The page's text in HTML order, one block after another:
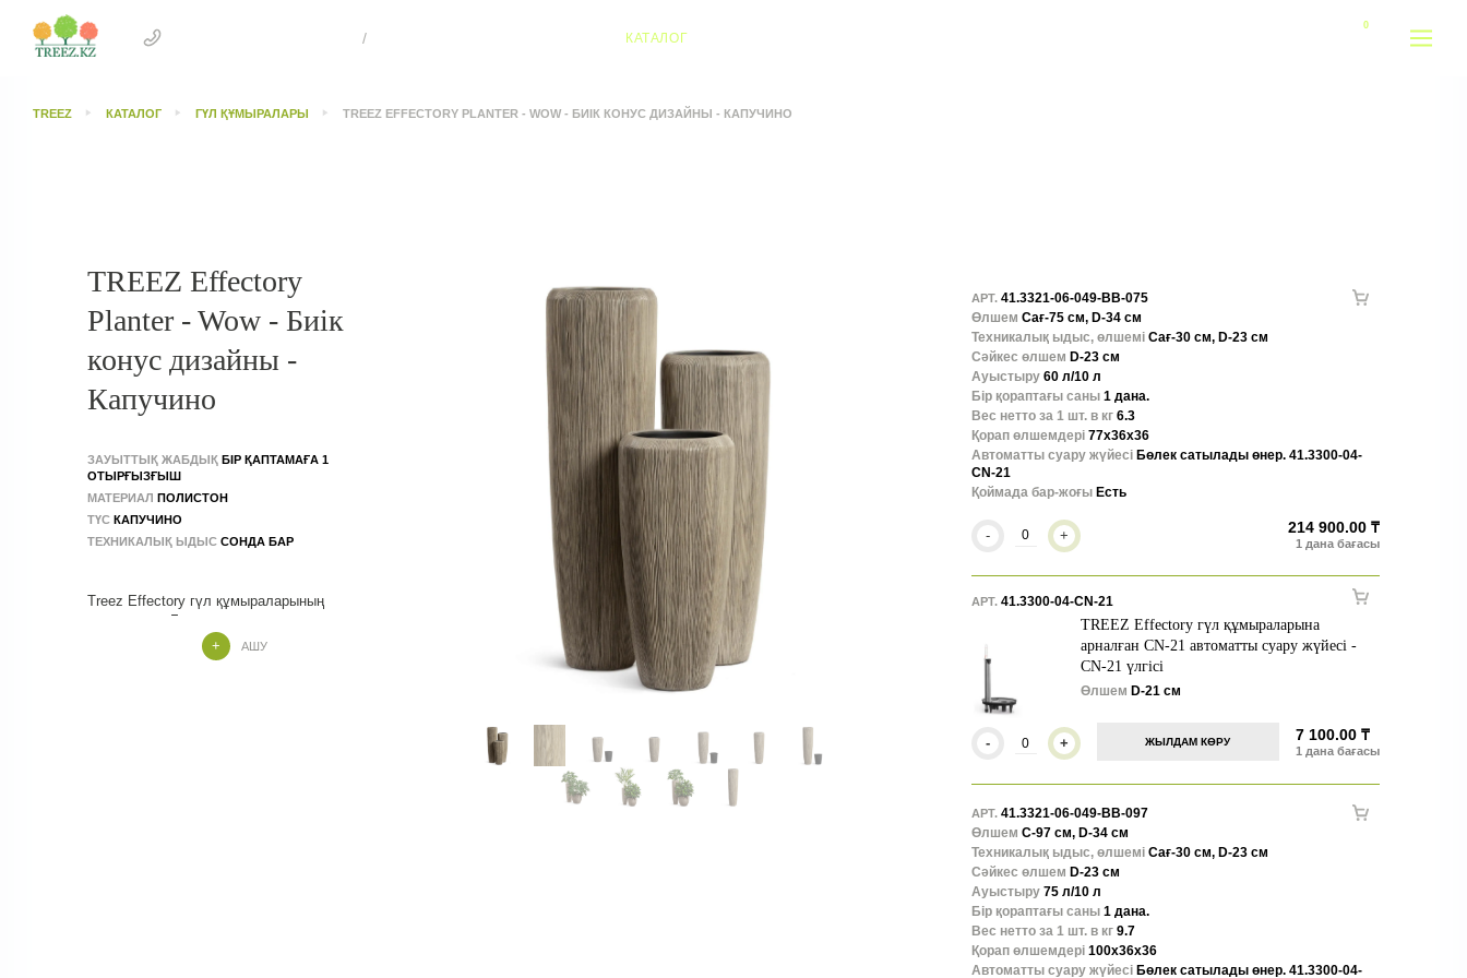
/ КАТАЛОГ
TREEZ КАТАЛОГ ГҮЛ ҚҰМЫРАЛАРЫ TREEZ EFFECTORY PLANTER - WOW - БИІК КОНУС ДИЗАЙНЫ - КАПУЧИНО
TREEZ Effectory
Planter - Wow - Биік
конус дизайны -
Капучино
ЗАУЫТТЫҚ ЖАБДЫҚ БІР ҚАПТАМАҒА 1
ОТЫРҒЫЗҒЫШ
МАТЕРИАЛ ПОЛИСТОН
ТҮС КАПУЧИНО
ТЕХНИКАЛЫҚ ЫДЫС СОНДА БАР
Treez Effectory гүл құмыраларының
топтамасын Бельгияның мамандары
заманауи интерьер мен экстерьер
дизайнындағы барлық тенденцияларға
АШУ
АРТ. 41.3321-06-049-BB-075
Өлшем Сағ-75 см, D-34 см
Техникалық ыдыс, өлшемі Сағ-30 см, D-23 см
Сәйкес өлшем D-23 см
Ауыстыру 60 л/10 л
Бір қораптағы саны 1 дана.
Вес нетто за 1 шт. в кг 6.3
Қорап өлшемдері 77x36x36
Автоматты суару жүйесі Бөлек сатылады өнер. 41.3300-04-
CN-21
Қоймада бар-жоғы Есть
- + 214 900.00 ₸
АРТ. 41.3300-04-CN-21
TREEZ Effectory гүл құмыраларына
арналған CN-21 автоматты суару жүйесі -
CN-21 үлгісі
Өлшем D-21 см
ЖЫЛДАМ КӨРУ
- + 7 100.00 ₸
АРТ. 41.3321-06-049-BB-097
Өлшем С-97 см, D-34 см
Техникалық ыдыс, өлшемі Сағ-30 см, D-23 см
Сәйкес өлшем D-23 см
Ауыстыру 75 л/10 л
Бір қораптағы саны 1 дана.
Вес нетто за 1 шт. в кг 9.7
Қорап өлшемдері 100x36x36
Автоматты суару жүйесі Бөлек сатылады өнер. 41.3300-04-